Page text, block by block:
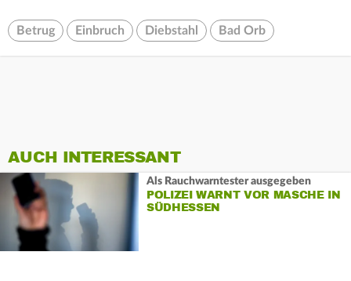
Betrug Einbruch Diebstahl Bad Orb
AUCH INTERESSANT
Als Rauchwarntester ausgegeben
POLIZEI WARNT VOR MASCHE IN
SÜDHESSEN